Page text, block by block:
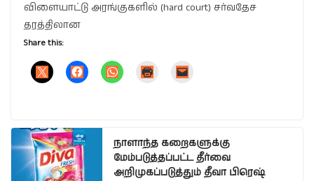
விளையாட்டு அரங்குகளில் (hard court) சர்வதேச
தரத்திலான
Share this:
நாளாந்த கறைகளுக்கு
மேம்படுத்தப்பட்ட தீர்வை
அறிமுகப்படுத்தும் தீவா பிரெஷ்